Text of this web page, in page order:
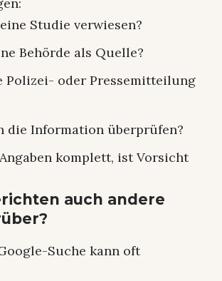
Studie verwiesen?
Behörde als Quelle?
Polizei- oder Pressemitteilung
die Information überprüfen?
komplett, ist Vorsicht
auch andere
Suche kann oft